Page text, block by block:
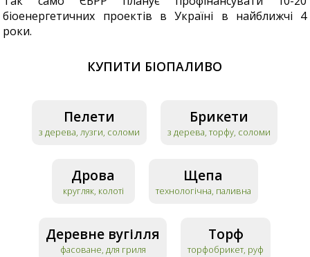
біоенергетичних проектів в Україні в найближчі 4
роки.
КУПИТИ БІОПАЛИВО
Пелети
з дерева, лузги, соломи
Брикети
з дерева, торфу, соломи
Дрова
кругляк, колоті
Щепа
технологічна, паливна
Деревне вугілля
фасоване, для гриля
Торф
торфобрикет, руф